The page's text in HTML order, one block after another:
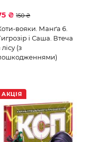
₴ 150 ₴
вояки. Манґа 6.
і Саша. Втеча
лісу (з
АКЦІЯ